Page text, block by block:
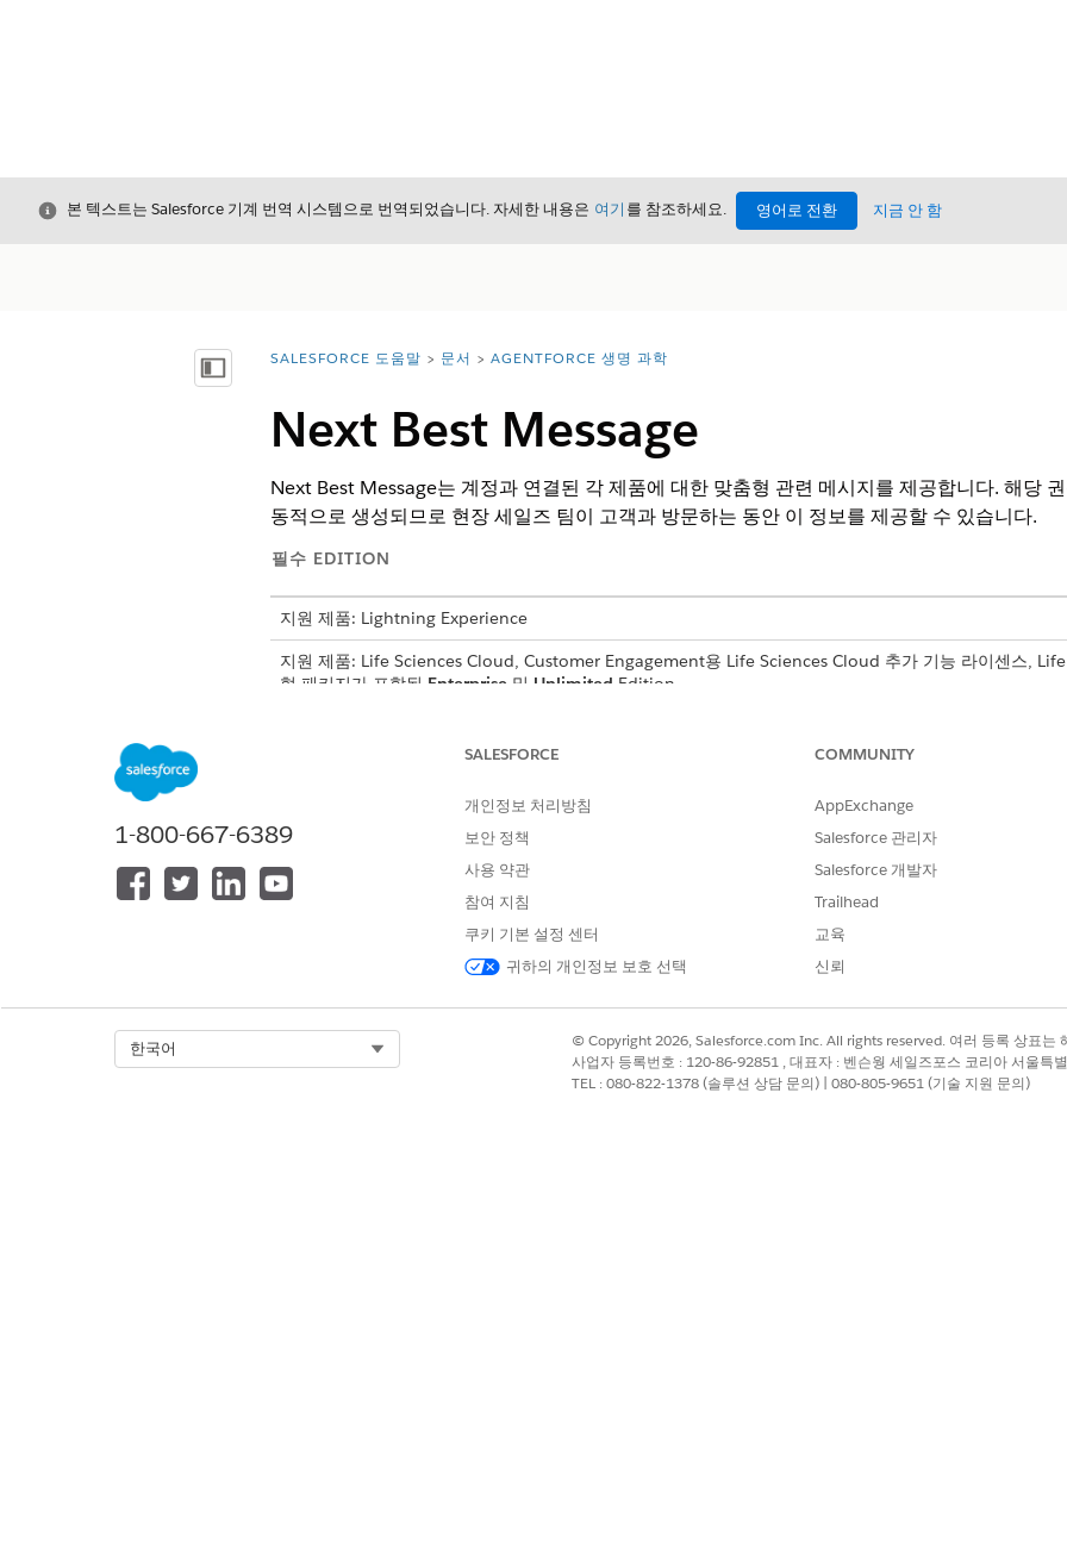
닫기본 텍스트는 Salesforce 기계 번역 시스템으로 번역되었습니다. 자세한 내용은 여기 를 참조하세요. 영어로 전환 지금 안 함
목차 표시 위치:
SALESFORCE 도움말 문서 AGENTFORCE 생명 과학
Next Best Message
Next Best Message는 계정과 연결된 각 제품에 대한 맞춤형 관련 메시지를 제공합니다. 해당
동적으로 생성되므로 현장 세일즈 팀이 고객과 방문하는 동안 이 정보를 제공할 수 있습니다.
필수 EDITION
지원 제품: Lightning Experience
지원 제품: Life Sciences Cloud, Customer Engagement용 Life Sciences Cloud 추가 기능 라이센스,
형 패키지가 포함된 Enterprise 및 Unlimited Edition.
영역 계정 제품 메시지 점수 레코드를 만듭니다. 계정, 제품 지침, 영역, 총 점수, 순위를 입력합니다.
이유를 위해 {"metric": value} 형식의 점수 설명 가능성 정보를 입력합니다. 정수 및 문자열은 허용되는
수 설명 가능성 정보의 예입니다.
              "HCP Interest Level": "High interest shown",
              "Recent Reaction": "Asked for clinical data",
사용자가 영역에서 권장 제품 메시지를 볼 수 있도록 하려면 다음 방법 중 하나를 사용하여 영역
1-800-667-6389
SALESFORCE
개인정보 처리방침
보안 정책
사용 약관
참여 지침
쿠키 기본 설정 센터
귀하의 개인정보 보호 선택
COMMUNITY
AppExchange
Salesforce 관리자
Salesforce 개발자
Trailhead
교육
신뢰
한국어
© Copyright 2026, Salesforce.com Inc. All rights reserved. 여러 등록 상표는
사업자 등록번호 : 120-86-92851 , 대표자 : 벤슨웡 세일즈포스 코리아 서울
TEL : 080-822-1378 (솔루션 상담 문의) | 080-805-9651 (기술 지원 문의)